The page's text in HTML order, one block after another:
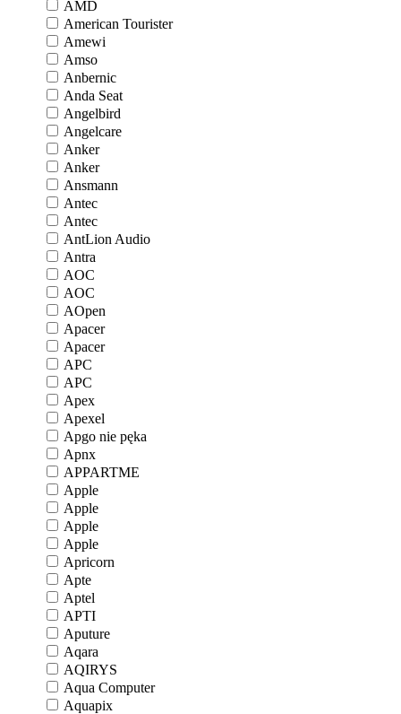
AMD
American Tourister
Amewi
Amso
Anbernic
Anda Seat
Angelbird
Angelcare
Anker
Anker
Ansmann
Antec
Antec
AntLion Audio
Antra
AOC
AOC
AOpen
Apacer
Apacer
APC
APC
Apex
Apexel
Apgo nie pęka
Apnx
APPARTME
Apple
Apple
Apple
Apple
Apricorn
Apte
Aptel
APTI
Aputure
Aqara
AQIRYS
Aqua Computer
Aquapix